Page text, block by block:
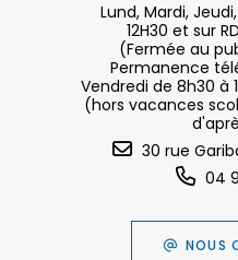
Lund, Mardi,
12H30 et sur
(Fermée au
Permanence
Vendredi de 8h30 à
(hors vacances
30 rue
04
NOUS